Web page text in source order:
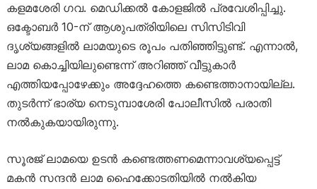
കളമശേരി ഗവ. മെഡിക്കൽ കോളജിൽ പ്രവേശിപ്പിച്ചു.
ഒക്ടോബർ 10-ന് ആശുപത്രിയിലെ സിസിടിവി
ദൃശ്യങ്ങളിൽ ലാമയുടെ രൂപം പതിഞ്ഞിട്ടുണ്ട്. എന്നാൽ,
ലാമ കൊച്ചിയിലുണ്ടെന്ന് അറിഞ്ഞ് വീട്ടുകാർ
എത്തിയപ്പോഴേക്കും അദ്ദേഹത്തെ കണ്ടെത്താനായില്ല.
തുടർന്ന് ഭാര്യ നെടുമ്പാശേരി പോലീസിൽ പരാതി
നൽകുകയായിരുന്നു.
സൂരജ് ലാമയെ ഉടൻ കണ്ടെത്തണമെന്നാവശ്യപ്പെട്ട്
മകൻ സന്ദൻ ലാമ ഹൈക്കോടതിയിൽ നൽകിയ